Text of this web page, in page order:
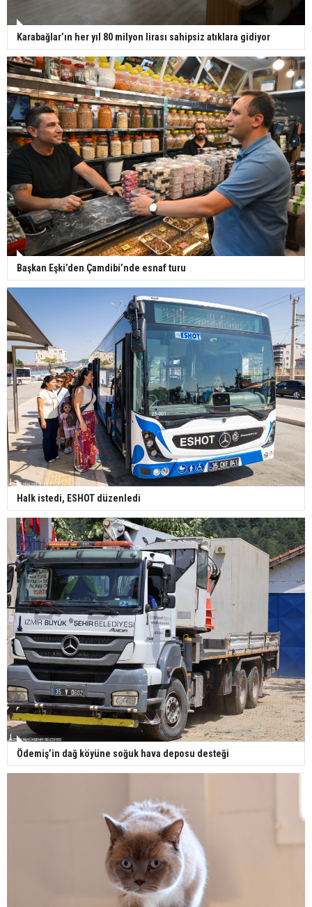
Karabağlar’ın her yıl 80 milyon lirası sahipsiz atıklara gidiyor
Başkan Eşki’den Çamdibi’nde esnaf turu
Halk istedi, ESHOT düzenledi
Ödemiş’in dağ köyüne soğuk hava deposu desteği